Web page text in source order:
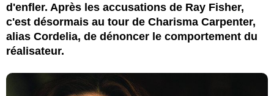
d'enfler. Après les accusations de Ray Fisher,
c'est désormais au tour de Charisma Carpenter,
alias Cordelia, de dénoncer le comportement du
réalisateur.